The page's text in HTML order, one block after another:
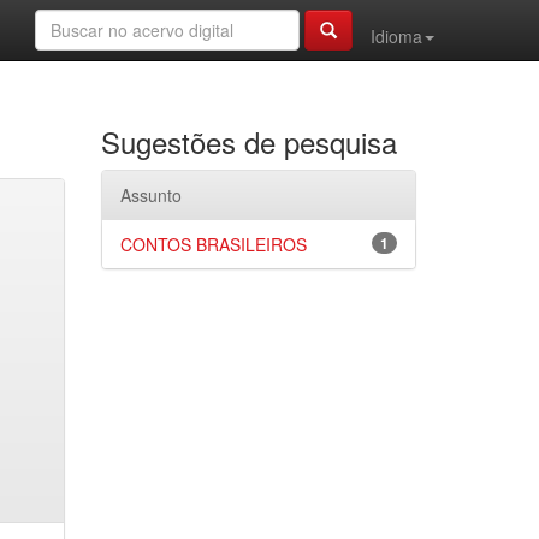
Idioma
Sugestões de pesquisa
Assunto
1
CONTOS BRASILEIROS